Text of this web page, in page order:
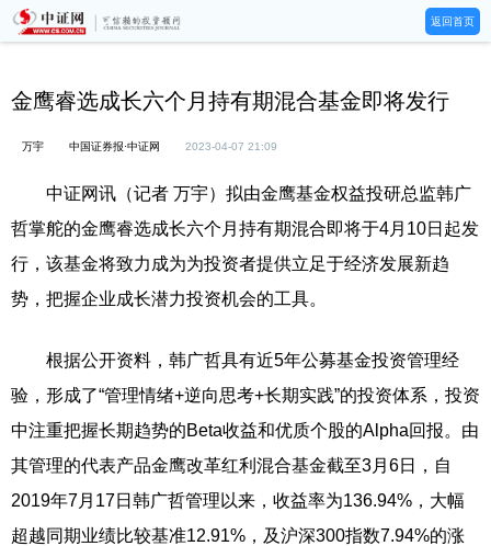
返回首页
金鹰睿选成长六个月持有期混合基金即将发行
万宇 中国证券报·中证网 2023-04-07 21:09
中证网讯（记者 万宇）拟由金鹰基金权益投研总监韩广
哲掌舵的金鹰睿选成长六个月持有期混合即将于4月10日起发
行，该基金将致力成为为投资者提供立足于经济发展新趋
势，把握企业成长潜力投资机会的工具。
根据公开资料，韩广哲具有近5年公募基金投资管理经
验，形成了“管理情绪+逆向思考+长期实践”的投资体系，投资
中注重把握长期趋势的Beta收益和优质个股的Alpha回报。由
其管理的代表产品金鹰改革红利混合基金截至3月6日，自
2019年7月17日韩广哲管理以来，收益率为136.94%，大幅
超越同期业绩比较基准12.91%，及沪深300指数7.94%的涨